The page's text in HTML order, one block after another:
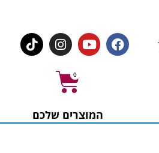
0
המוצרים שלכם